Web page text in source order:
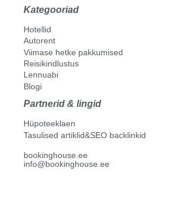
Kategooriad
Hotellid
Autorent
Viimase hetke pakkumised
Reisikindlustus
Lennuabi
Blogi
Partnerid & lingid
Hüpoteeklaen
Tasulised artiklid&SEO backlinkid
bookinghouse.ee
info@bookinghouse.ee